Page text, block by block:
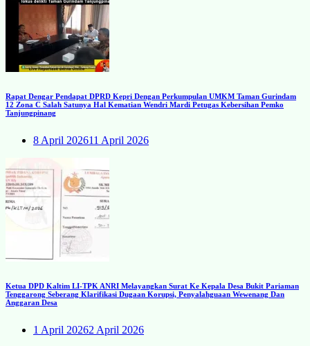
Rapat Dengar Pendapat DPRD Kepri Dengan Perkumpulan UMKM Taman Gurindam
12 Zona C Salah Satunya Hal Kematian Wendri Mardi Petugas Kebersihan Pemko
Tanjungpinang
8 April 202611 April 2026
Ketua DPD Kaltim LI-TPK ANRI Melayangkan Surat Ke Kepala Desa Bukit Pariaman
Tenggarong Seberang Klarifikasi Dugaan Korupsi, Penyalahguaan Wewenang Dan
Anggaran Desa
1 April 20262 April 2026